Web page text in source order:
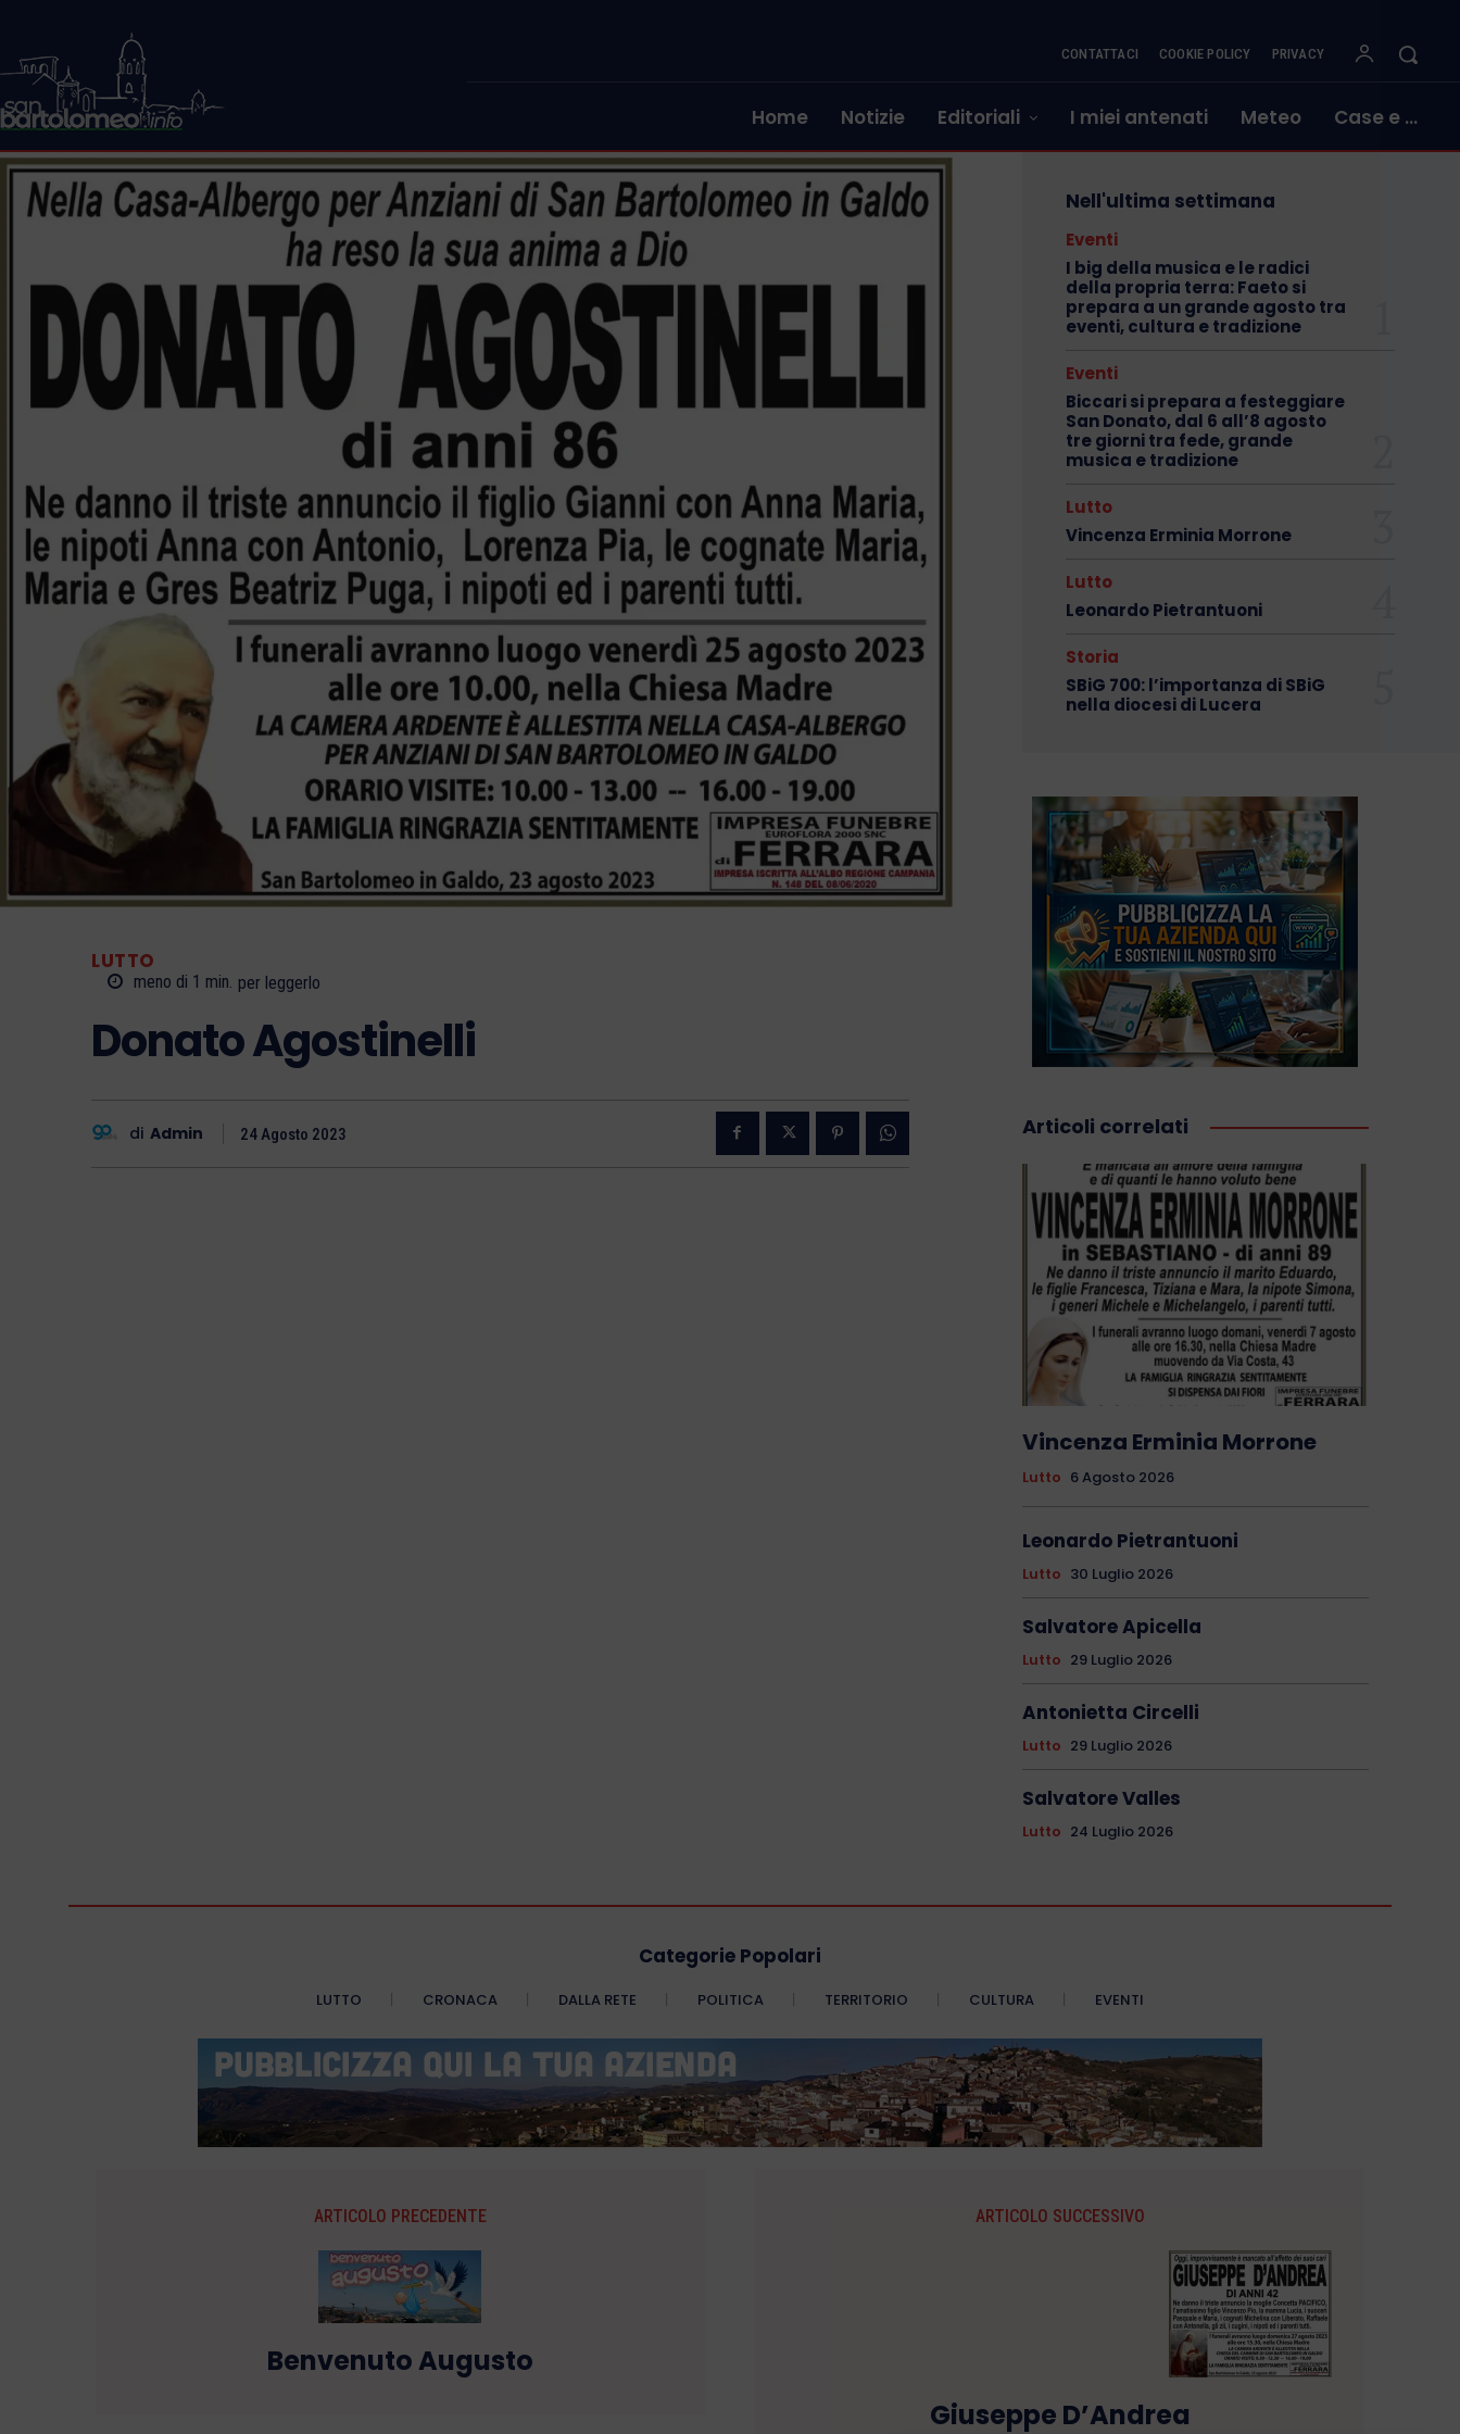
CONTATTACI COOKIE POLICY PRIVACY
Home Notizie Editoriali I miei antenati Meteo Case e …
LUTTO
meno di 1 min. per leggerlo
Donato Agostinelli
di Admin 24 Agosto 2023
Nell'ultima settimana
Eventi
I big della musica e le radici
della propria terra: Faeto si
prepara a un grande agosto tra
eventi, cultura e tradizione
Eventi
Biccari si prepara a festeggiare
San Donato, dal 6 all’8 agosto
tre giorni tra fede, grande
musica e tradizione
Lutto
Vincenza Erminia Morrone
Lutto
Leonardo Pietrantuoni
Storia
SBiG 700: l’importanza di SBiG
nella diocesi di Lucera
Articoli correlati
Vincenza Erminia Morrone
Lutto 6 Agosto 2026
Leonardo Pietrantuoni
Lutto 30 Luglio 2026
Salvatore Apicella
Lutto 29 Luglio 2026
Antonietta Circelli
Lutto 29 Luglio 2026
Salvatore Valles
Lutto 24 Luglio 2026
Categorie Popolari
LUTTO CRONACA DALLA RETE POLITICA TERRITORIO CULTURA EVENTI
ARTICOLO PRECEDENTE
Benvenuto Augusto
ARTICOLO SUCCESSIVO
Giuseppe D’Andrea